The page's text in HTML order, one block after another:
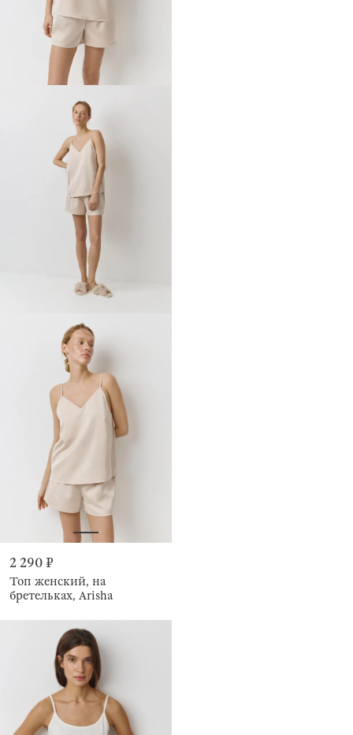
2 290 ₽
Топ женский, на
бретельках, Arisha